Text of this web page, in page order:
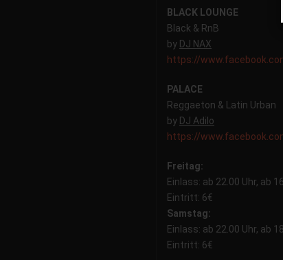
BLACK LOUNGE
Black & RnB
by DJ NAX
https://
PALACE
Reggaeton & Latin Urban
by DJ Adilo
https://
Freitag:
Einlass: ab 22.00 Uhr, ab
Eintritt: 6€
Samstag:
Einlass: ab 22.00 Uhr, ab
Eintritt: 6€